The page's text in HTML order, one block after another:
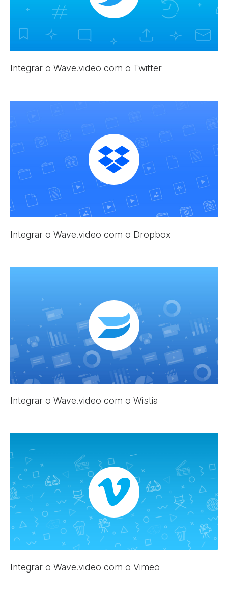
Integrar o Wave.video com o Twitter
Integrar o Wave.video com o Dropbox
Integrar o Wave.video com o Wistia
Integrar o Wave.video com o Vimeo